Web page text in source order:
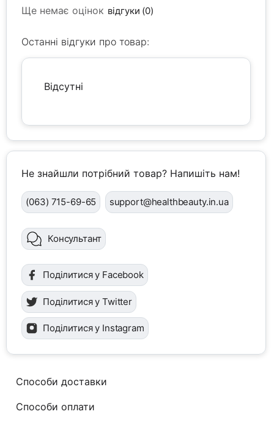
Ще немає оцінок відгуки (0)
Останні відгуки про товар:
Відсутні
Не знайшли потрібний товар? Напишіть нам!
(063) 715-69-65 support@healthbeauty.in.ua
Консультант
Поділитися у Facebook
Поділитися у Twitter
Поділитися у Instagram
Способи доставки
Способи оплати